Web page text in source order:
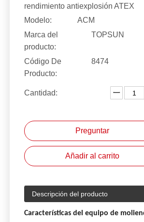
rendimiento antiexplosión ATEX
Modelo:
ACM
Marca del
producto:
TOPSUN
Código De
Producto:
8474
Cantidad:
Preguntar
Añadir al carrito
Descripción del producto
Características del equipo de